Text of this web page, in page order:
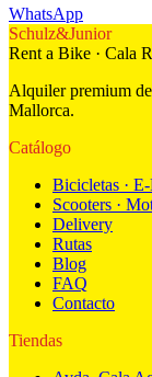
WhatsApp
Schulz&Junior
Rent a Bike · Cala
Alquiler premium
Mallorca.
Catálogo
Bicicletas ·
Scooters ·
Delivery
Rutas
Blog
FAQ
Contacto
Tiendas